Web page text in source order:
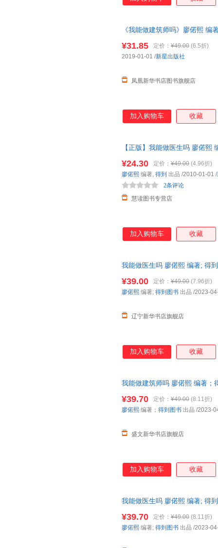
地“劝退”。全面：不用再去网
《我能做建筑师吗》廖偌熙 编
¥31.85 定价： ¥49.00 (6.5折)
凤凰新华书店图书旗舰店
2019-01-01 /新星出版社
加入购物车 收藏
【正版】我能做医生吗 廖偌熙
¥24.30 定价： ¥49.00 (4.96折)
慧读图书专营店
2条评论
廖偌熙 编著, 得到 出品 /2010-01-01 /
加入购物车 收藏
我能做医生吗 廖偌熙 编著; 得
¥39.00 定价： ¥49.00 (7.96折)
辽宁新华书店旗舰店
廖偌熙 编著; 得到图书 出品 /2023-
加入购物车 收藏
我能做建筑师吗 廖偌熙 编著；
¥39.70 定价： ¥49.00 (8.11折)
盛文新华书店旗舰店
廖偌熙 编著； 得到图书 出品 /2023-
加入购物车 收藏
我能做医生吗 廖偌熙 编著; 得
¥39.70 定价： ¥49.00 (8.11折)
廖偌熙 编著; 得到图书 出品 /2023-